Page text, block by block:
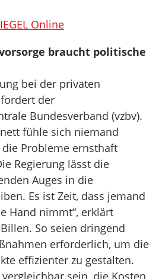
Online
braucht politische
bei der privaten
der
Bundesverband (vzbv).
fühle sich niemand
Probleme ernsthaft
Regierung lässt die
Auges in die
Es ist Zeit, dass jemand
Hand nimmt“, erklärt
So seien dringend
erforderlich, um die
effizienter zu gestalten.
sein, die Kosten